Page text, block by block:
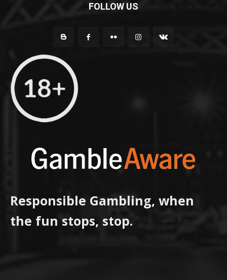
FOLLOW US
Responsible Gambling, when
the fun stops, stop.